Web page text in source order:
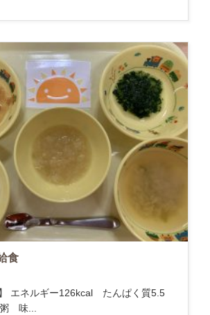
食
】 エネルギー126kcal たんぱく質5.5
味...